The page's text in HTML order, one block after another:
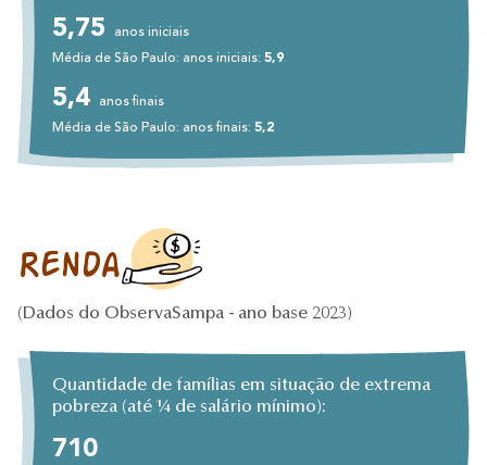
5,75
anos iniciais
Média de São Paulo: anos iniciais: 5,9
5,4
anos finais
Média de São Paulo: anos finais: 5,2
Renda
(Dados do ObservaSampa - ano base 2023)
Quantidade de famílias em situação de extrema
pobreza (até 1⁄4 de salário mínimo):
710